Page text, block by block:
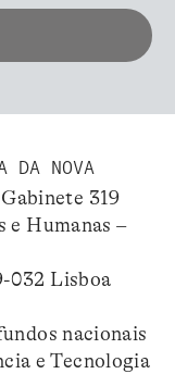
DA NOVA
319
e Humanas –
032 Lisboa
nacionais
e Tecnologia